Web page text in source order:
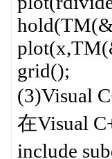
grid();
在Visual
include